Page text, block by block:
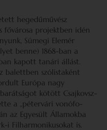
hegedűművész
fővárosa projektben idén
Sümegi Elemér
benne) 1868-ban a
kapott tanári állást.
balettben szólistaként
Európa nagy
kötött Csajkovsz­
a „pétervári vonófo­
az Egyesült Államokba
i Filharmonikusokat is.